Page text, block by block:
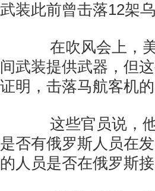
武装此前曾击落12架乌
在吹风会上，美
间武装提供武器，但
证明，击落马航客机
这些官员说，他
是否有俄罗斯人员在
的人员是否在俄罗斯接